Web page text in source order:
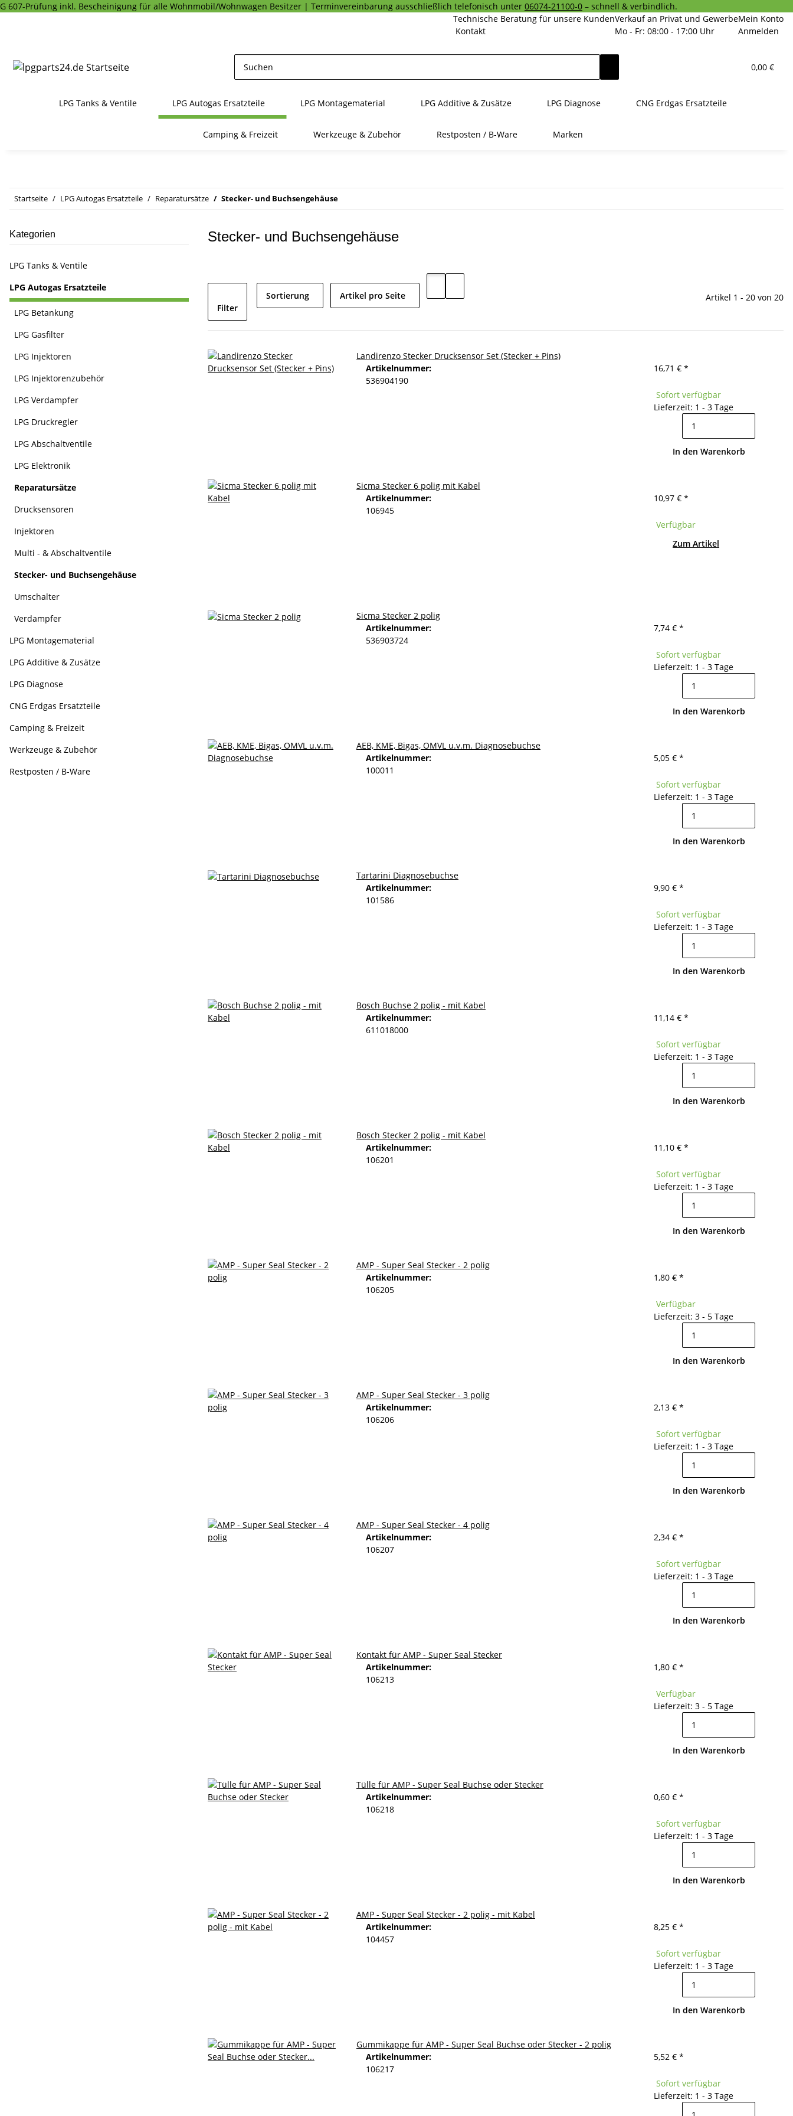
G 607-Prüfung inkl. Bescheinigung für alle Wohnmobil/Wohnwagen Besitzer | Terminvereinbarung ausschließlich telefonisch unter 06074-21100-0 – schnell & verbindlich.
Mein Konto
Anmelden
Verkauf an Privat und Gewerbe
Mo - Fr: 08:00 - 17:00 Uhr
Technische Beratung für unsere Kunden
Kontakt
0,00 €
LPG Tanks & Ventile LPG Autogas Ersatzteile LPG Montagematerial LPG Additive & Zusätze LPG Diagnose CNG Erdgas Ersatzteile
Camping & Freizeit Werkzeuge & Zubehör Restposten / B-Ware Marken
Startseite LPG Autogas Ersatzteile Reparatursätze Stecker- und Buchsengehäuse
Stecker- und Buchsengehäuse
Filter
Sortierung Artikel pro Seite Artikel 1 - 20 von 20
Landirenzo Stecker Drucksensor Set (Stecker + Pins)
Artikelnummer:
536904190
16,71 € *
Sofort verfügbar
Lieferzeit: 1 - 3 Tage
In den Warenkorb
Sicma Stecker 6 polig mit Kabel
Artikelnummer:
106945
10,97 € *
Verfügbar
Zum Artikel
Sicma Stecker 2 polig
Artikelnummer:
536903724
7,74 € *
Sofort verfügbar
Lieferzeit: 1 - 3 Tage
In den Warenkorb
AEB, KME, Bigas, OMVL u.v.m. Diagnosebuchse
Artikelnummer:
100011
5,05 € *
Sofort verfügbar
Lieferzeit: 1 - 3 Tage
In den Warenkorb
Tartarini Diagnosebuchse
Artikelnummer:
101586
9,90 € *
Sofort verfügbar
Lieferzeit: 1 - 3 Tage
In den Warenkorb
Bosch Buchse 2 polig - mit Kabel
Artikelnummer:
611018000
11,14 € *
Sofort verfügbar
Lieferzeit: 1 - 3 Tage
In den Warenkorb
Bosch Stecker 2 polig - mit Kabel
Artikelnummer:
106201
11,10 € *
Sofort verfügbar
Lieferzeit: 1 - 3 Tage
In den Warenkorb
AMP - Super Seal Stecker - 2 polig
Artikelnummer:
106205
1,80 € *
Verfügbar
Lieferzeit: 3 - 5 Tage
In den Warenkorb
AMP - Super Seal Stecker - 3 polig
Artikelnummer:
106206
2,13 € *
Sofort verfügbar
Lieferzeit: 1 - 3 Tage
In den Warenkorb
AMP - Super Seal Stecker - 4 polig
Artikelnummer:
106207
2,34 € *
Sofort verfügbar
Lieferzeit: 1 - 3 Tage
In den Warenkorb
Kontakt für AMP - Super Seal Stecker
Artikelnummer:
106213
1,80 € *
Verfügbar
Lieferzeit: 3 - 5 Tage
In den Warenkorb
Tülle für AMP - Super Seal Buchse oder Stecker
Artikelnummer:
106218
0,60 € *
Sofort verfügbar
Lieferzeit: 1 - 3 Tage
In den Warenkorb
AMP - Super Seal Stecker - 2 polig - mit Kabel
Artikelnummer:
104457
8,25 € *
Sofort verfügbar
Lieferzeit: 1 - 3 Tage
In den Warenkorb
Gummikappe für AMP - Super Seal Buchse oder Stecker - 2 polig
Artikelnummer:
106217
5,52 € *
Sofort verfügbar
Lieferzeit: 1 - 3 Tage
Kategorien
LPG Tanks & Ventile
LPG Autogas Ersatzteile
LPG Betankung
LPG Gasfilter
LPG Injektoren
LPG Injektorenzubehör
LPG Verdampfer
LPG Druckregler
LPG Abschaltventile
LPG Elektronik
Reparatursätze
Drucksensoren
Injektoren
Multi - & Abschaltventile
Stecker- und Buchsengehäuse
Umschalter
Verdampfer
LPG Montagematerial
LPG Additive & Zusätze
LPG Diagnose
CNG Erdgas Ersatzteile
Camping & Freizeit
Werkzeuge & Zubehör
Restposten / B-Ware